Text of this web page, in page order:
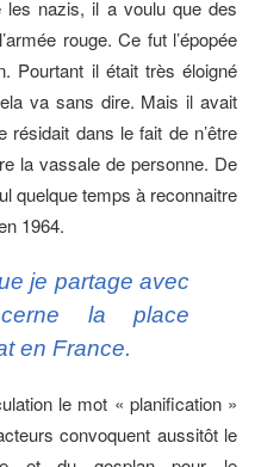
les nazis, il a voulu que des
rouge. Ce fut l’épopée
Pourtant il était très éloigné
va sans dire. Mais il avait
dans le fait de n’être
la vassale de personne. De
quelque temps à reconnaitre
1964.
je partage avec
la place
en France.
le mot « planification »
convoquent aussitôt le